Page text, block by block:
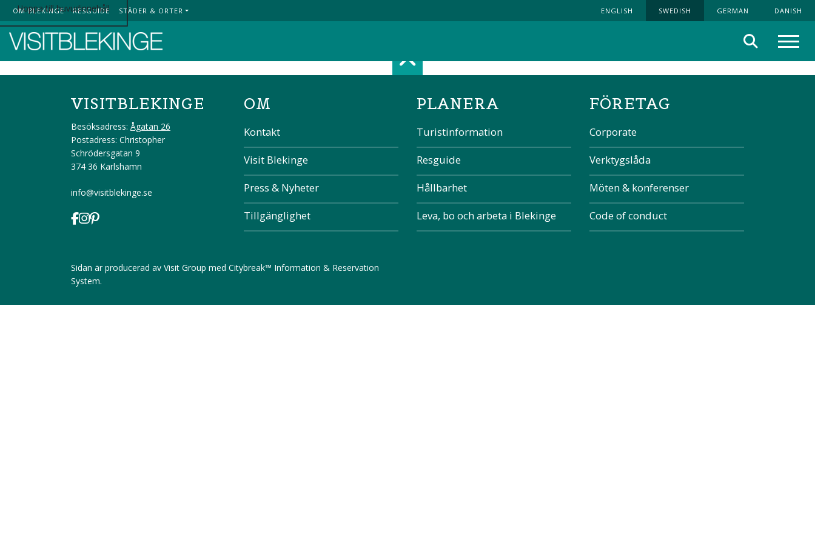
Hoppa till huvudinnehåll
Top Menu
OM BLEKINGE RESGUIDE STÄDER & ORTER ENGLISH SWEDISH GERMAN DANISH
Sök
Scroll top of the page
VISITBLEKINGE
Besöksadress: Ågatan 26
Postadress: Christopher
Schrödersgatan 9
374 36 Karlshamn
info@visitblekinge.se
OM
Kontakt
Visit Blekinge
Press & Nyheter
Tillgänglighet
PLANERA
Turistinformation
Resguide
Hållbarhet
Leva, bo och arbeta i Blekinge
FÖRETAG
Corporate
Verktygslåda
Möten & konferenser
Code of conduct
Sidan är producerad av Visit Group med Citybreak™ Information & Reservation
System.